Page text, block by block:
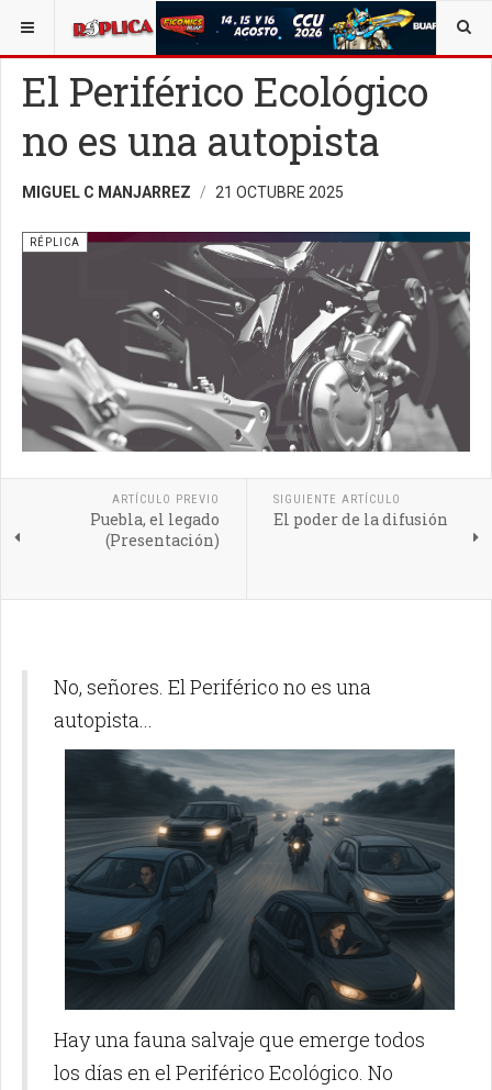
ESTÁ AQUÍ: OPINIÓN RÉPLICA
El Periférico Ecológico
no es una autopista
MIGUEL C MANJARREZ 21 OCTUBRE 2025
RÉPLICA
ARTÍCULO PREVIO
Puebla, el legado
(Presentación)
SIGUIENTE ARTÍCULO
El poder de la difusión
No, señores. El Periférico no es una
autopista...
Hay una fauna salvaje que emerge todos
los días en el Periférico Ecológico. No